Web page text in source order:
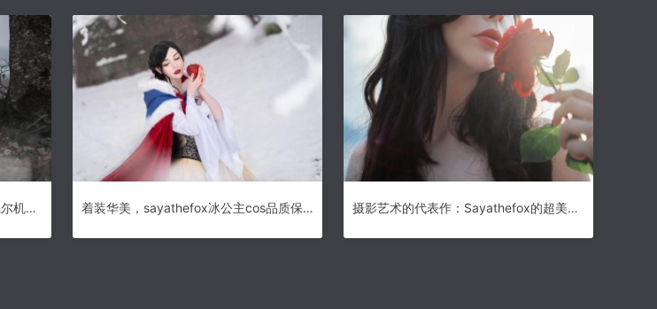
走进机械裂缝，探寻Sayathefox尼尔机械纪元2b原图秘境 着装华美，sayathefox冰公主cos品质保证真正好照片 摄影艺术的代表作：Sayathefox的超美原图